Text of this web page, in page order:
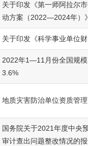
关于印发《第一师阿拉尔
动方案（2022—2024年）
关于印发《科学事业单位
2022年1—11月份全国规
3.6%
地质灾害防治单位资质管
国务院关于2021年度中央
审计查出问题整改情况的